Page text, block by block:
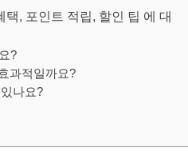
, 포인트 적립, 할인 팁 에 대
?
과적일까요?
나요?